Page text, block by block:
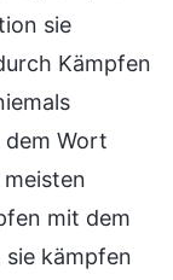
sie
Kämpfen
dem Wort
meisten
mit dem
sie kämpfen